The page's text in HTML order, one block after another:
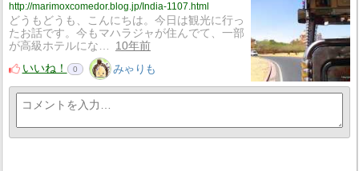
http://marimoxcomedor.blog.jp/India-1107.html
どうもどうも、こんにちは。今日は観光に行っ
たお話です。今もマハラジャが住んでて、一部
が高級ホテルにな…
10年前
いいね！
0 みゃりも